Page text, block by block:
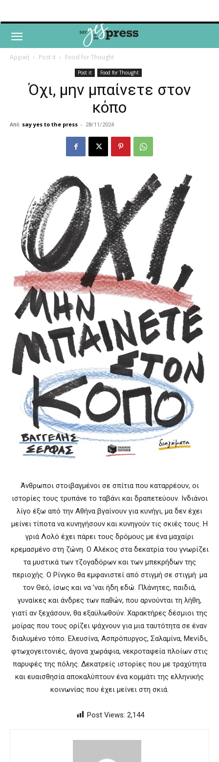
Αρχική Post it Food for Thought
Post it Food for Thought
Όχι, μην μπαίνετε στον
κόπο
Από say yes to the press - 28/11/2024
Άνθρωποι στοιβαγμένοι σε σπίτια που καταρρέουν, οι
ιστορίες τους τρυπάνε το ταβάνι και δραπετεύουν. Ινδιάνοι
λίγο έξω από την Αθήνα βγαίνουν για κυνήγι, μα δεν έχει
μείνει τίποτα να κυνηγήσουν και κυνηγούν τις σκιές τους. Η
γριά Λολό έχει πάρει τους δρόμους με ένα μαχαίρι
κρεμασμένο στη ζώνη. Ο Αλέκος στα δεκατρία του γνωρίζει
τα μυστικά των τζογαδόρων και των μπεκρήδων της
περιοχής. Ο Ρίνγκο θα εμφανιστεί από στιγμή σε στιγμή· μα
τον Θεό, ίσως και να ’ναι ήδη εδώ. Πλάνητες, παιδιά,
γυναίκες και άνδρες των παθών, που αρνούνται τη λήθη,
γιατί αν ξεχάσουν, θα εξαϋλωθούν. Χαρακτήρες δέσμιοι της
μοίρας που τους ορίζει ψάχνουν για μια ταυτότητα σε έναν
διαλυμένο τόπο. Ελευσίνα, Ασπρόπυργος, Σαλαμίνα, Μενίδι,
φτωχογειτονιές, άγονα χωράφια, νεκροταφεία πλοίων στις
παρυφές της πόλης. Δεκατρείς ιστορίες που με τραχύτητα
και ευαισθησία αποκαλύπτουν ένα κομμάτι της ελληνικής
κοινωνίας που έχει μείνει στη σκιά.
Post Views: 2,144